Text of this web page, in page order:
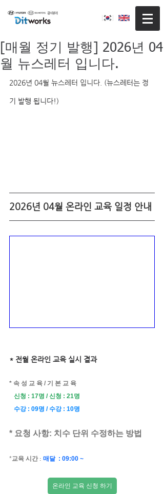
[매월 정기 발행] 2026년 04
월 뉴스레터 입니다.
2026년 04월 뉴스레터 입니다. (뉴스레터는 정
기 발행 됩니다!)
2026년 04월 온라인 교육 일정 안내
* 전월 온라인 교육 실시 결과
* 속 성 교 육 / 기 본 교 육
   신청 : 17명 / 신청 : 21명
  수강 : 09명 / 수강 : 10명
* 요청 사항: 치수 단위 수정하는 방법
*교육 시간 : 매달  : 09:00 ~
온라인 교육 신청 하기